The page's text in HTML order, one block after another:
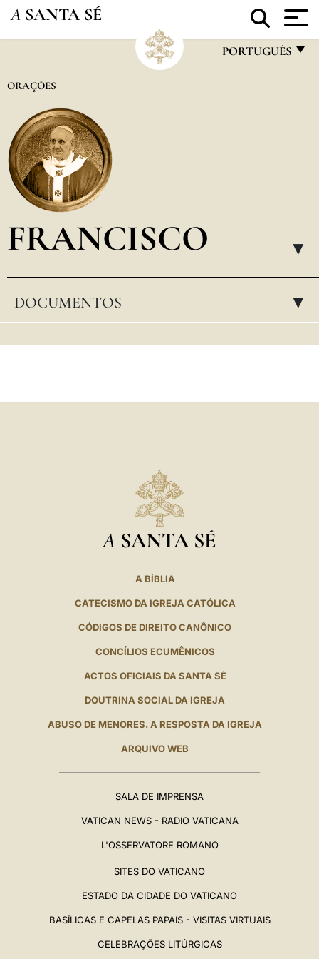
A SANTA SÉ
PORTUGUÊS
العربيّة
ORAÇÕES
FRANCISCO ▸
DOCUMENTOS ▸
A SANTA SÉ
A BÍBLIA
CATECISMO DA IGREJA CATÓLICA
CÓDIGOS DE DIREITO CANÔNICO
CONCÍLIOS ECUMÊNICOS
ACTOS OFICIAIS DA SANTA SÉ
DOUTRINA SOCIAL DA IGREJA
ABUSO DE MENORES. A RESPOSTA DA IGREJA
ARQUIVO WEB
SALA DE IMPRENSA
VATICAN NEWS - RADIO VATICANA
L'OSSERVATORE ROMANO
SITES DO VATICANO
ESTADO DA CIDADE DO VATICANO
BASÍLICAS E CAPELAS PAPAIS - VISITAS VIRTUAIS
CELEBRAÇÕES LITÚRGICAS